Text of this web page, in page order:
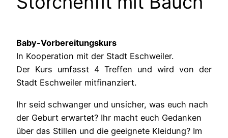
Baby-Vorbereitungskurs
In Kooperation mit der Stadt Eschweiler.
Der Kurs umfasst 4 Treffen und wird von der
Stadt Eschweiler mitfinanziert.
Ihr seid schwanger und unsicher, was euch nach
der Geburt erwartet? Ihr macht euch Gedanken
über das Stillen und die geeignete Kleidung? Im